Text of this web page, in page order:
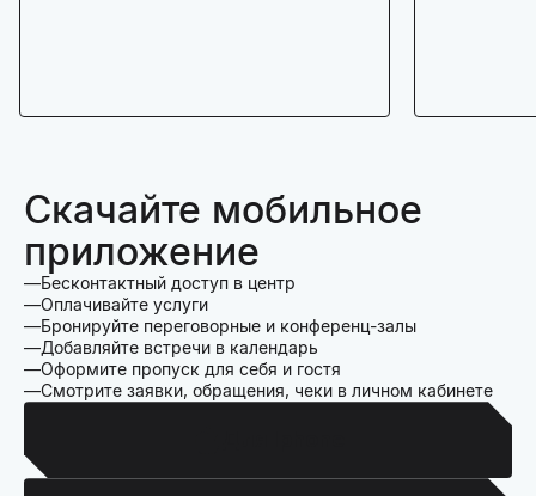
Скачайте мобильное
приложение
Бесконтактный доступ в центр
Оплачивайте услуги
Бронируйте переговорные и конференц-залы
Добавляйте встречи в календарь
Оформите пропуск для себя и гостя
Смотрите заявки, обращения, чеки в личном кабинете